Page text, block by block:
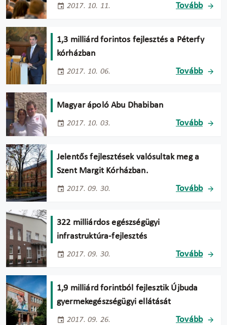
2017. 10. 11. Tovább
1,3 milliárd forintos fejlesztés a Péterfy
kórházban
2017. 10. 06. Tovább
Magyar ápoló Abu Dhabiban
2017. 10. 03. Tovább
Jelentős fejlesztések valósultak meg a
Szent Margit Kórházban.
2017. 09. 30. Tovább
322 milliárdos egészségügyi
infrastruktúra-fejlesztés
2017. 09. 30. Tovább
1,9 milliárd forintból fejlesztik Újbuda
gyermekegészségügyi ellátását
2017. 09. 26. Tovább